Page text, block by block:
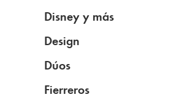
Disney y más
Design
Dúos
Fierreros